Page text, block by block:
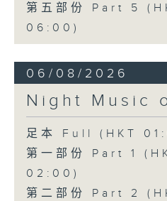
第五部份 Part 5
06:00)
06/08/2026
Night Music
足本 Full (HKT
第一部份 Part 1
02:00)
第二部份 Part 2